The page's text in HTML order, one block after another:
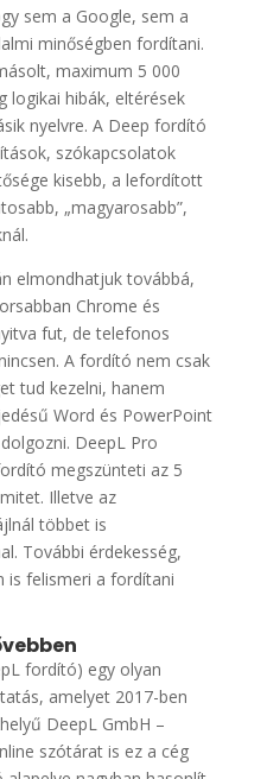
sem a Google, sem a
minőségben fordítani.
maximum 5 000
logikai hibák, eltérések
nyelvre. A Deep fordító
szókapcsolatok
kisebb, a lefordított
„magyarosabb”,
elmondhatjuk továbbá,
Chrome és
fut, de telefonos
A fordító nem csak
tud kezelni, hanem
Word és PowerPoint
DeepL Pro
megszünteti az 5
Illetve az
többet is
További érdekesség,
is felismeri a fordítani
fordító) egy olyan
amelyet 2017-ben
DeepL GmbH –
szótárat is ez a cég